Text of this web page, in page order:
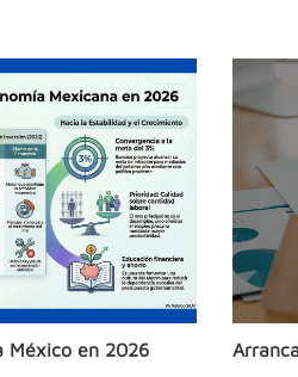
México en 2026